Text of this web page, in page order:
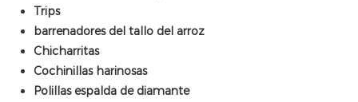
Trips
barrenadores del tallo del arroz
Chicharritas
Cochinillas harinosas
Polillas espalda de diamante